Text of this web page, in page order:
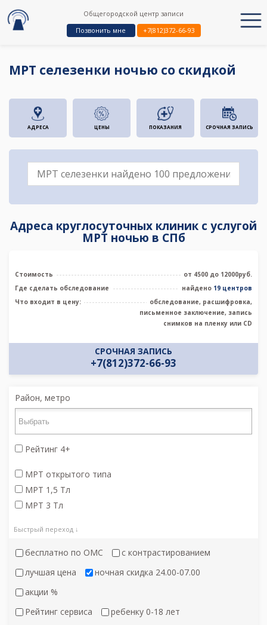
Общегородской центр записи
Позвонить мне
+7(812)372-66-93
МРТ селезенки ночью со скидкой
АДРЕСА ЦЕНЫ ПОКАЗАНИЯ СРОЧНАЯ ЗАПИСЬ
Адреса круглосуточных клиник с услугой
МРТ ночью в СПб
Стоимость
от 4500 до 12000руб.
Где сделать обследование
найдено 19 центров
Что входит в цену:
обследование, расшифровка,
письменное заключение, запись
снимков на пленку или CD
СРОЧНАЯ ЗАПИСЬ
+7(812)372-66-93
Район, метро
Рейтинг 4+
МРТ открытого типа
МРТ 1,5 Тл
МРТ 3 Тл
Быстрый переход ↓
бесплатно по ОМС
с контрастированием
лучшая цена
ночная скидка 24.00-07.00
акции %
Рейтинг сервиса
ребенку 0-18 лет